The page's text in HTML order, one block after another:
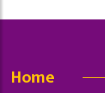
Home